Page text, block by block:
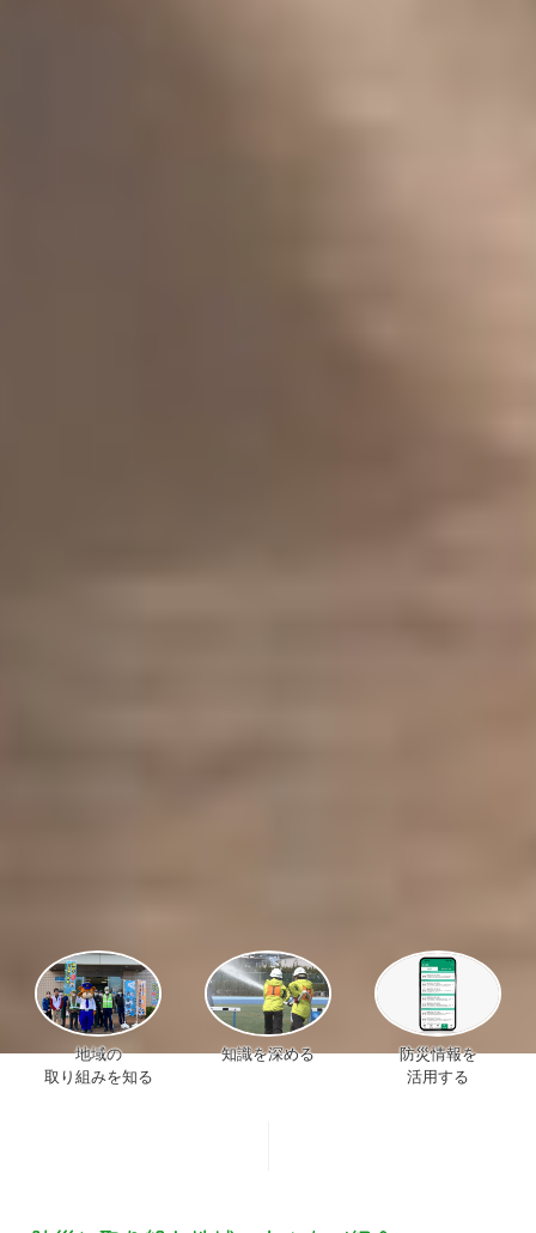
地域の
取り組みを知る
知識を深める
防災情報を
活用する